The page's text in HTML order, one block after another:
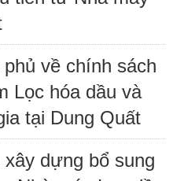
về chính sách
Lọc hóa dầu và
tại Dung Quất
dựng bổ sung